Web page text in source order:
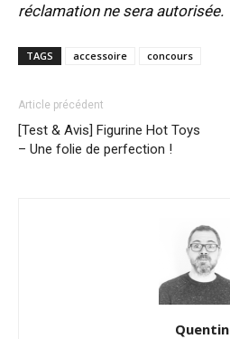
réclamation ne sera autorisée.
TAGS accessoire concours
Article précédent
[Test & Avis] Figurine Hot Toys
– Une folie de perfection !
Quentin